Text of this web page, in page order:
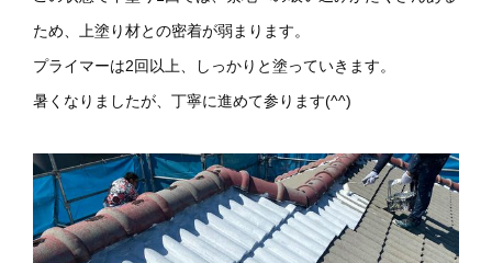
ため、上塗り材との密着が弱まります。
プライマーは2回以上、しっかりと塗っていきます。
暑くなりましたが、丁寧に進めて参ります(^^)